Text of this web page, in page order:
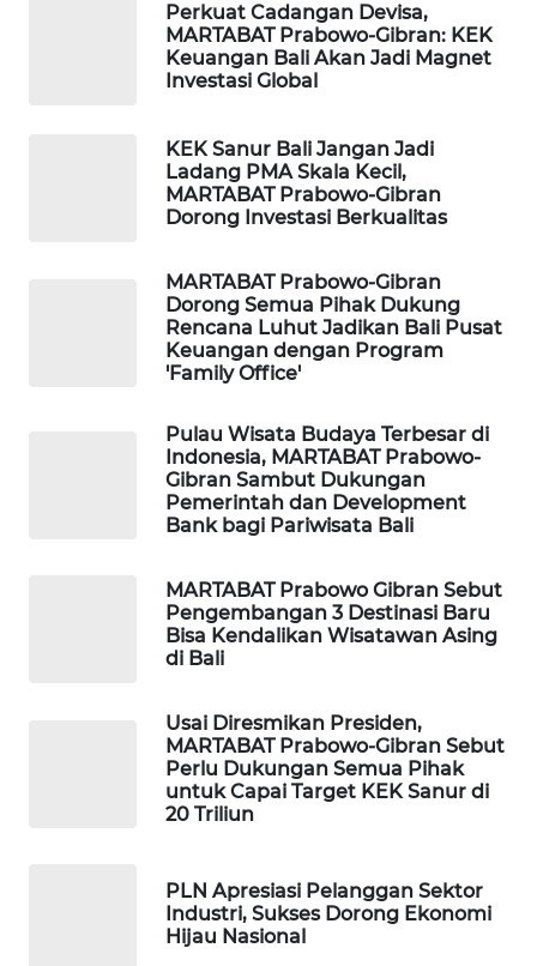
Perkuat Cadangan Devisa,
MARTABAT Prabowo-Gibran: KEK
Keuangan Bali Akan Jadi Magnet
Investasi Global
KEK Sanur Bali Jangan Jadi
Ladang PMA Skala Kecil,
MARTABAT Prabowo-Gibran
Dorong Investasi Berkualitas
MARTABAT Prabowo-Gibran
Dorong Semua Pihak Dukung
Rencana Luhut Jadikan Bali Pusat
Keuangan dengan Program
'Family Office'
Pulau Wisata Budaya Terbesar di
Indonesia, MARTABAT Prabowo-
Gibran Sambut Dukungan
Pemerintah dan Development
Bank bagi Pariwisata Bali
MARTABAT Prabowo Gibran Sebut
Pengembangan 3 Destinasi Baru
Bisa Kendalikan Wisatawan Asing
di Bali
Usai Diresmikan Presiden,
MARTABAT Prabowo-Gibran Sebut
Perlu Dukungan Semua Pihak
untuk Capai Target KEK Sanur di
20 Triliun
PLN Apresiasi Pelanggan Sektor
Industri, Sukses Dorong Ekonomi
Hijau Nasional